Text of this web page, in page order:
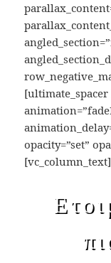
opacity=”set”
[vc_column_text]